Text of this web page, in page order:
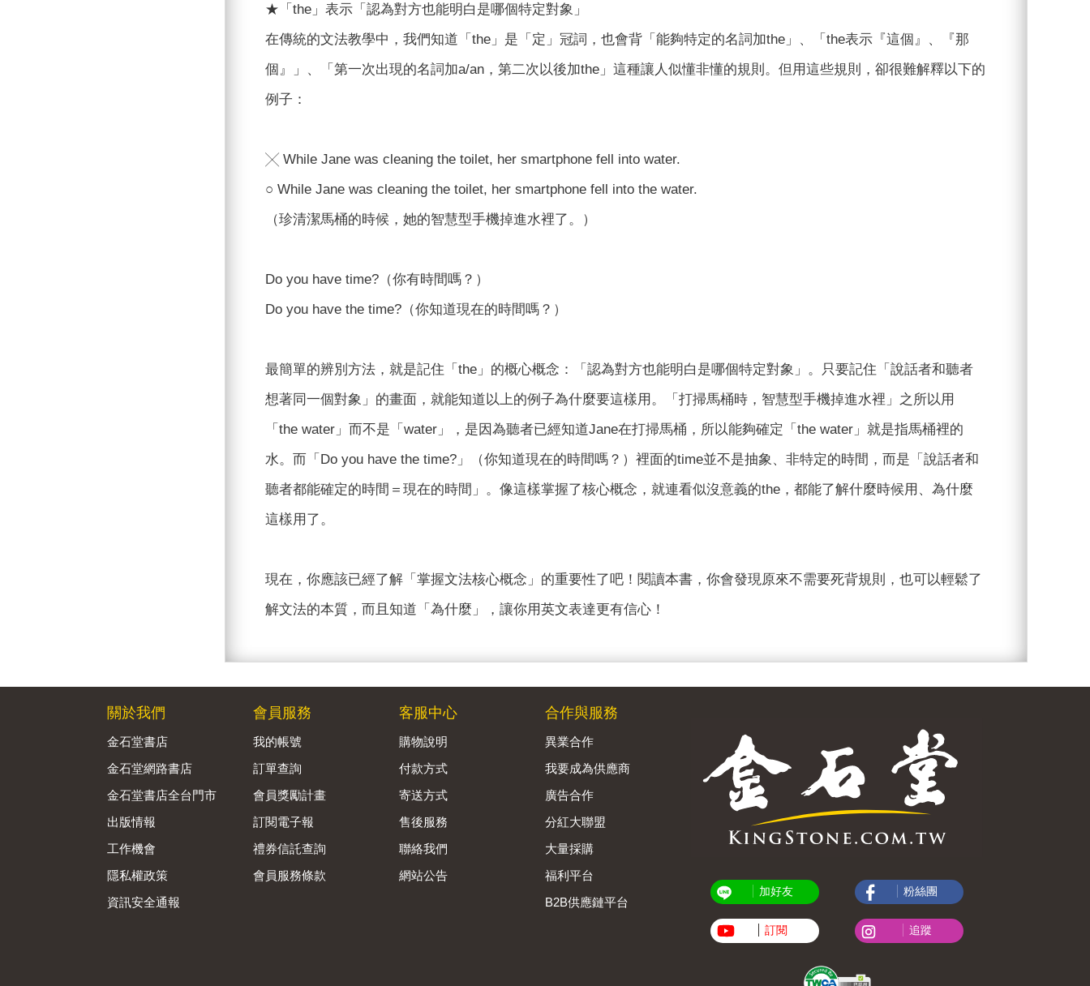
★「the」表示「認為對方也能明白是哪個特定對象」
在傳統的文法教學中，我們知道「the」是「定」冠詞，也會背「能夠特定的名詞加the」、「the表示『這個』、『那
個』」、「第一次出現的名詞加a/an，第二次以後加the」這種讓人似懂非懂的規則。但用這些規則，卻很難解釋以下的
例子：
╳ While Jane was cleaning the toilet, her smartphone fell into water.
○ While Jane was cleaning the toilet, her smartphone fell into the water.
（珍清潔馬桶的時候，她的智慧型手機掉進水裡了。）
Do you have time?（你有時間嗎？）
Do you have the time?（你知道現在的時間嗎？）
最簡單的辨別方法，就是記住「the」的概心概念：「認為對方也能明白是哪個特定對象」。只要記住「說話者和聽者
想著同一個對象」的畫面，就能知道以上的例子為什麼要這樣用。「打掃馬桶時，智慧型手機掉進水裡」之所以用
「the water」而不是「water」，是因為聽者已經知道Jane在打掃馬桶，所以能夠確定「the water」就是指馬桶裡的
水。而「Do you have the time?」（你知道現在的時間嗎？）裡面的time並不是抽象、非特定的時間，而是「說話者和
聽者都能確定的時間＝現在的時間」。像這樣掌握了核心概念，就連看似沒意義的the，都能了解什麼時候用、為什麼
這樣用了。
現在，你應該已經了解「掌握文法核心概念」的重要性了吧！閱讀本書，你會發現原來不需要死背規則，也可以輕鬆了
解文法的本質，而且知道「為什麼」，讓你用英文表達更有信心！
關於我們
金石堂書店
金石堂網路書店
金石堂書店全台門市
出版情報
工作機會
隱私權政策
資訊安全通報
會員服務
我的帳號
訂單查詢
會員獎勵計畫
訂閱電子報
禮券信託查詢
會員服務條款
客服中心
購物說明
付款方式
寄送方式
售後服務
聯絡我們
網站公告
合作與服務
異業合作
我要成為供應商
廣告合作
分紅大聯盟
大量採購
福利平台
B2B供應鏈平台
加好友
訂閱
粉絲團
追蹤